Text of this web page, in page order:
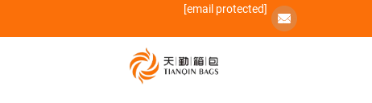
[email protected]